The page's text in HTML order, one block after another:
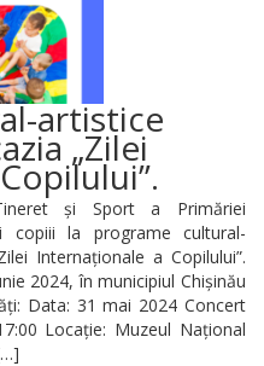
artistice
„Zilei
și Sport a Primăriei
copiii la programe cultural-
Internaționale a Copilului”.
2024, în municipiul Chișinău
Data: 31 mai 2024 Concert
Locație: Muzeul Național